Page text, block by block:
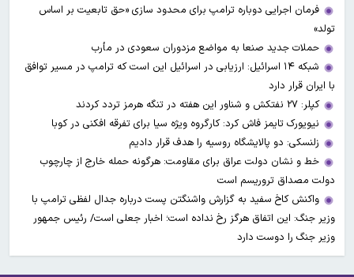
فرمان اجرایی دوباره ترامپ برای محدود سازی «حق تابعیت بر اساس
تولد»
حملات جدید صنعا به مواضع مزدوران سعودی در مأرب
شبکه ۱۴ اسرائیل: ارزیابی در اسرائیل این است که ترامپ در مسیر توافق
با ایران قرار دارد
کپلر: ۲۷ نفتکش و شناور این هفته در تنگه هرمز تردد کردند
نیویورک تایمز فاش کرد: کارگروه ویژه سیا برای تفرقه افکنی در کوبا
زلنسکی: دو پالایشگاه روسیه را هدف قرار دادیم
خط و نشان دولت عراق برای مقاومت: هرگونه حمله خارج از چارچوب
دولت مصداق تروریسم است
واکنش کاخ سفید به گزارش واشنگتن پست درباره جدال لفظی ترامپ با
وزیر جنگ: این اتفاق هرگز رخ نداده است؛ اخبار جعلی است/ رئیس جمهور
وزیر جنگ را دوست دارد